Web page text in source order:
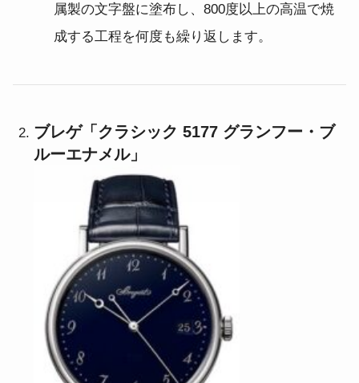
属製の文字盤に塗布し、800度以上の高温で焼
成する工程を何度も繰り返します。
ブレゲ「クラシック 5177 グランフー・ブ
ルーエナメル」